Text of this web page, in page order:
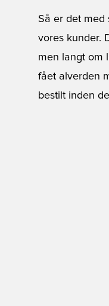
Så er det med
vores kunder.
men langt om
fået alverden
bestilt inden